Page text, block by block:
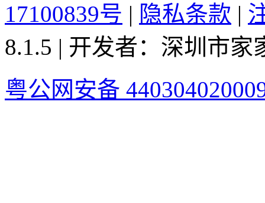
17100839号 | 隐私条款 |
8.1.5 | 开发者：深圳市
粤公网安备